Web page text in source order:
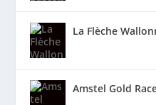
La Flèche
Amstel Gold